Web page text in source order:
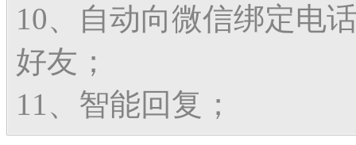
10、自动向微信绑定电
好友；
11、智能回复；